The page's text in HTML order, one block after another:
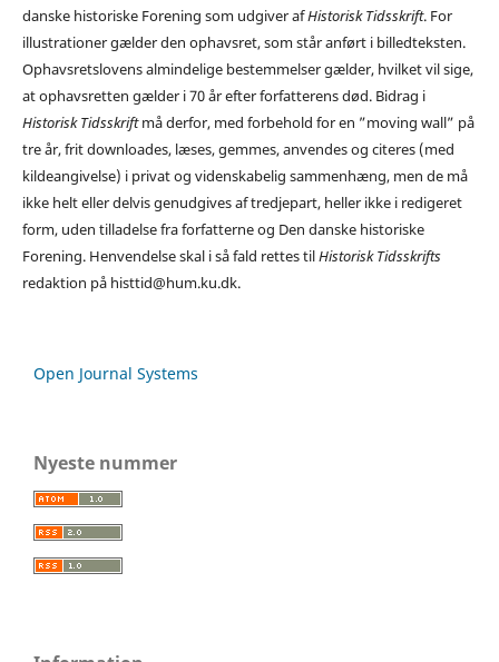
danske historiske Forening som udgiver afHistorisk Tidsskrift. For
illustrationer gælder den ophavsret, som står anført i billedteksten.
Ophavsretslovens almindelige bestemmelser gælder, hvilket vil sige,
at ophavsretten gælder i 70 år efter forfatterens død. Bidrag i
Historisk Tidsskriftmå derfor, med forbehold for en ”moving wall” på
tre år, frit downloades, læses, gemmes, anvendes og citeres (med
kildeangivelse) i privat og videnskabelig sammenhæng, men de må
ikke helt eller delvis genudgives af tredjepart, heller ikke i redigeret
form, uden tilladelse fra forfatterne og Den danske historiske
Forening. Henvendelse skal i så fald rettes tilHistorisk Tidsskrifts
redaktion på histtid@hum.ku.dk.
Open Journal Systems
Nyeste nummer